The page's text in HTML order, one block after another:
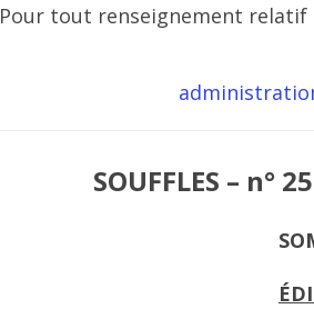
Pour tout renseignement relatif
SOUFFLES – n°